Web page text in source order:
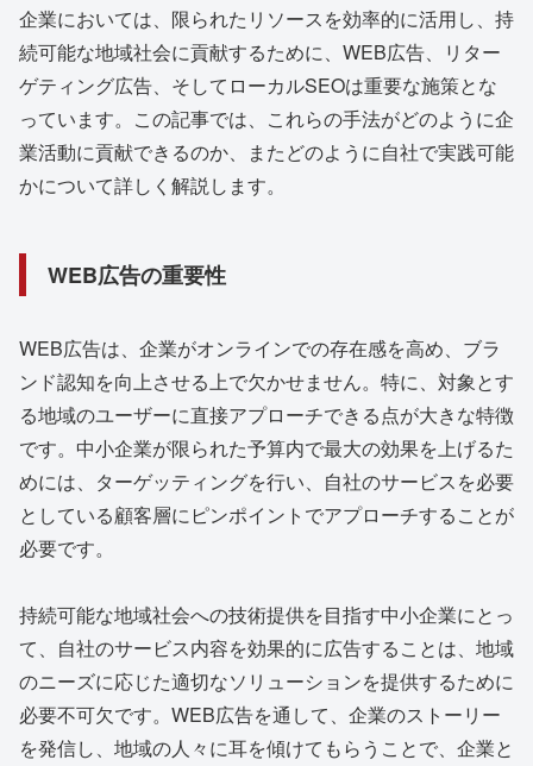
企業においては、限られたリソースを効率的に活用し、持
続可能な地域社会に貢献するために、WEB広告、リター
ゲティング広告、そしてローカルSEOは重要な施策とな
っています。この記事では、これらの手法がどのように企
業活動に貢献できるのか、またどのように自社で実践可能
かについて詳しく解説します。
WEB広告の重要性
WEB広告は、企業がオンラインでの存在感を高め、ブラ
ンド認知を向上させる上で欠かせません。特に、対象とす
る地域のユーザーに直接アプローチできる点が大きな特徴
です。中小企業が限られた予算内で最大の効果を上げるた
めには、ターゲッティングを行い、自社のサービスを必要
としている顧客層にピンポイントでアプローチすることが
必要です。
持続可能な地域社会への技術提供を目指す中小企業にとっ
て、自社のサービス内容を効果的に広告することは、地域
のニーズに応じた適切なソリューションを提供するために
必要不可欠です。WEB広告を通して、企業のストーリー
を発信し、地域の人々に耳を傾けてもらうことで、企業と